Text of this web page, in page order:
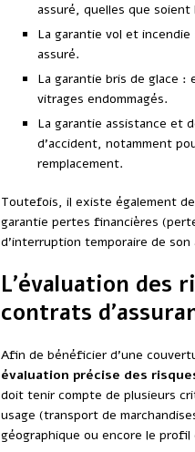
assuré, quelles que soient
La garantie vol et incendie
assuré.
La garantie bris de glace :
vitrages endommagés.
La garantie assistance et
d’accident, notamment
remplacement.
Toutefois, il existe également
garantie pertes financières
d’interruption temporaire de
L’évaluation des
contrats
Afin de bénéficier d’une
évaluation précise des
doit tenir compte de plusieurs
usage (transport de
géographique ou encore le